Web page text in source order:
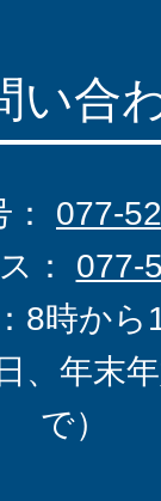
い合
077-
： 077-
8時から
、年末
で）